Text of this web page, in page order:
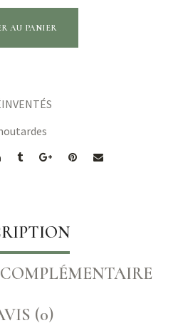
AU PANIER
(0)